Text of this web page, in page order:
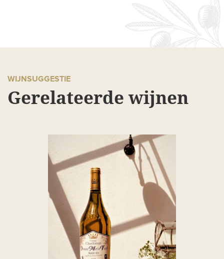
WIJNSUGGESTIE
Gerelateerde wijnen